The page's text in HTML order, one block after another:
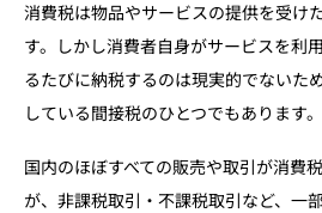
4-2. 原則課税方式
5. 不課税と非課税について
5-1. 不課税取引
5-2. 非課税取引
5-3. 課税売上割合の計算上の
消費税は物品やサービスの提供を受け
す。しかし消費者自身がサービスを利
るたびに納税するのは現実的でないた
している間接税のひとつでもあります。
国内のほぼすべての販売や取引が消費
が、非課税取引・不課税取引など、一